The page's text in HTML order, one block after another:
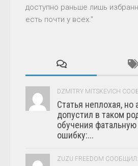
доступно раньше лишь
есть почти у всех."
DZMITRY MITSKEVICH
Статья неплохая, но
допустил в таком
обучения фатальную
ошибку:...
ZUZU FREEDOM СООБЩИЛ: